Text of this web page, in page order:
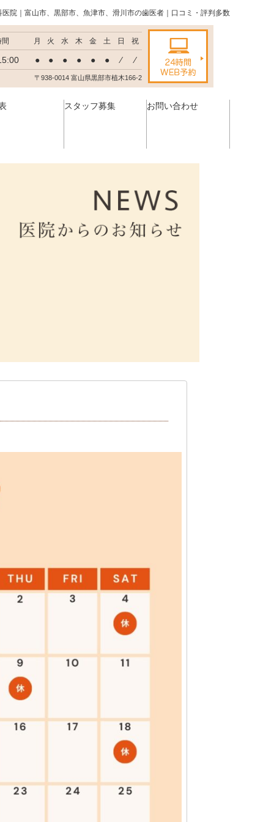
院｜富山市、黒部市、魚津市、滑川市の歯医者｜口コミ・評判多数
間 月 火 水 木 金 土 日 祝
● ● ● ● ● ● ⁄ ⁄
〒938-0014 富山県黒部市植木166-2
スタッフ募集 お問い合わせ